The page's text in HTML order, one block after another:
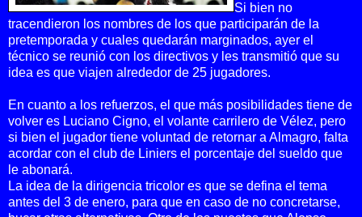
Si bien no
tracendieron los nombres de los que participarán de la
pretemporada y cuales quedarán marginados, ayer el
técnico se reunió con los directivos y les transmitió que su
idea es que viajen alrededor de 25 jugadores.
En cuanto a los refuerzos, el que más posibilidades tiene de
volver es Luciano Cigno, el volante carrilero de Vélez, pero
si bien el jugador tiene voluntad de retornar a Almagro, falta
acordar con el club de Liniers el porcentaje del sueldo que
le abonará.
La idea de la dirigencia tricolor es que se defina el tema
antes del 3 de enero, para que en caso de no concretarse,